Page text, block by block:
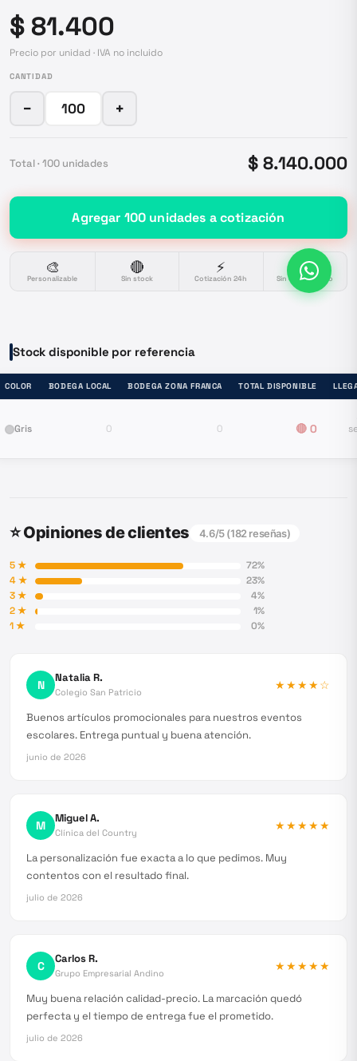
$ 81.400
Precio por unidad · IVA no incluido
CANTIDAD
− +
Total · 100 unidades $ 8.140.000
Agregar 100 unidades a cotización
🎨
Personalizable
🔴
Sin stock
⚡
Cotización 24h
🔒
Sin compromiso
Stock disponible por referencia
COLOR BODEGA LOCAL BODEGA ZONA FRANCA TOTAL DISPONIBLE
Gris 0 0 🔴 0
⭐ Opiniones de clientes 4.6/5 (182 reseñas)
5★ 72%
4★ 23%
3★ 4%
2★ 1%
1★ 0%
N Natalia R.
Colegio San Patricio
★★★★☆
Buenos artículos promocionales para nuestros eventos
escolares. Entrega puntual y buena atención.
junio de 2026
M Miguel A.
Clínica del Country
★★★★★
La personalización fue exacta a lo que pedimos. Muy
contentos con el resultado final.
julio de 2026
C Carlos R.
Grupo Empresarial Andino
★★★★★
Muy buena relación calidad-precio. La marcación quedó
perfecta y el tiempo de entrega fue el prometido.
julio de 2026